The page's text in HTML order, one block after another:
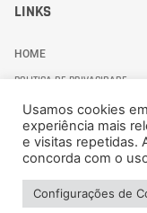
LINKS
HOME
POLITICA DE PRIVACIDADE
Usamos cookies
experiência mais
e visitas repetidas.
concorda com o
Configurações de